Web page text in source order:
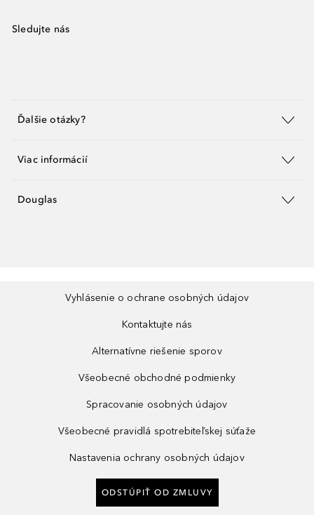
Sledujte nás
Ďalšie otázky?
Viac informácií
Douglas
Vyhlásenie o ochrane osobných údajov
Kontaktujte nás
Alternatívne riešenie sporov
Všeobecné obchodné podmienky
Spracovanie osobných údajov
Všeobecné pravidlá spotrebiteľskej súťaže
Nastavenia ochrany osobných údajov
ODSTÚPIŤ OD ZMLUVY